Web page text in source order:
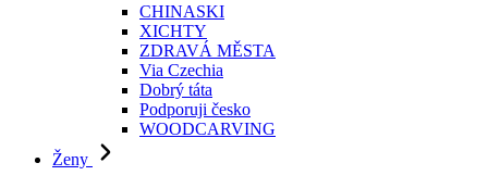
CHINASKI
XICHTY
ZDRAVÁ MĚSTA
Via Czechia
Dobrý táta
Podporuji česko
WOODCARVING
Ženy